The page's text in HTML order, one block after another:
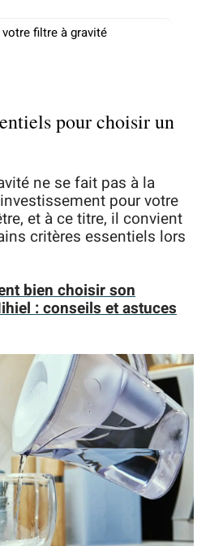
filtre à gravité
pour choisir un
ne se fait pas à la
investissement pour votre
et à ce titre, il convient
critères essentiels lors
bien choisir son
: conseils et astuces